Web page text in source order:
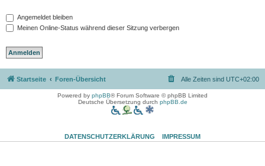
Angemeldet bleiben
Meinen Online-Status während dieser Sitzung verbergen
Startseite Foren-Übersicht Alle Zeiten sind UTC+02:00
Powered by phpBB® Forum Software © phpBB Limited
Deutsche Übersetzung durch phpBB.de
DATENSCHUTZERKLÄRUNG IMPRESSUM